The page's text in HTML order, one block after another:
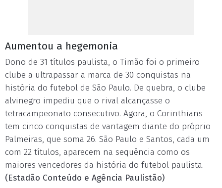
Aumentou a hegemonia
Dono de 31 títulos paulista, o Timão foi o primeiro
clube a ultrapassar a marca de 30 conquistas na
história do futebol de São Paulo. De quebra, o clube
alvinegro impediu que o rival alcançasse o
tetracampeonato consecutivo. Agora, o Corinthians
tem cinco conquistas de vantagem diante do próprio
Palmeiras, que soma 26. São Paulo e Santos, cada um
com 22 títulos, aparecem na sequência como os
maiores vencedores da história do futebol paulista.
(Estadão Conteúdo e Agência Paulistão)